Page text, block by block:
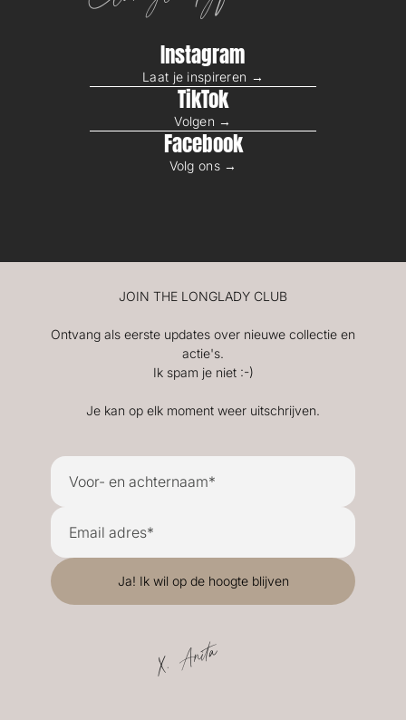
Instagram
Laat je inspireren →
TikTok
Volgen →
Facebook
Volg ons →
JOIN THE LONGLADY CLUB
Ontvang als eerste updates over nieuwe collectie en
actie's.
Ik spam je niet :-)
Je kan op elk moment weer uitschrijven.
X. Anita